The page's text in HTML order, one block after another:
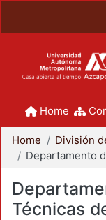
Home
Home
Técnicas